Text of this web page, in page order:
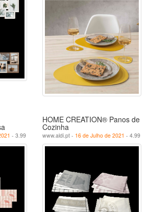
- 3.99
HOME CREATION® Panos de
Cozinha
www.aldi.pt - 16 de Julho de 2021 - 4.99